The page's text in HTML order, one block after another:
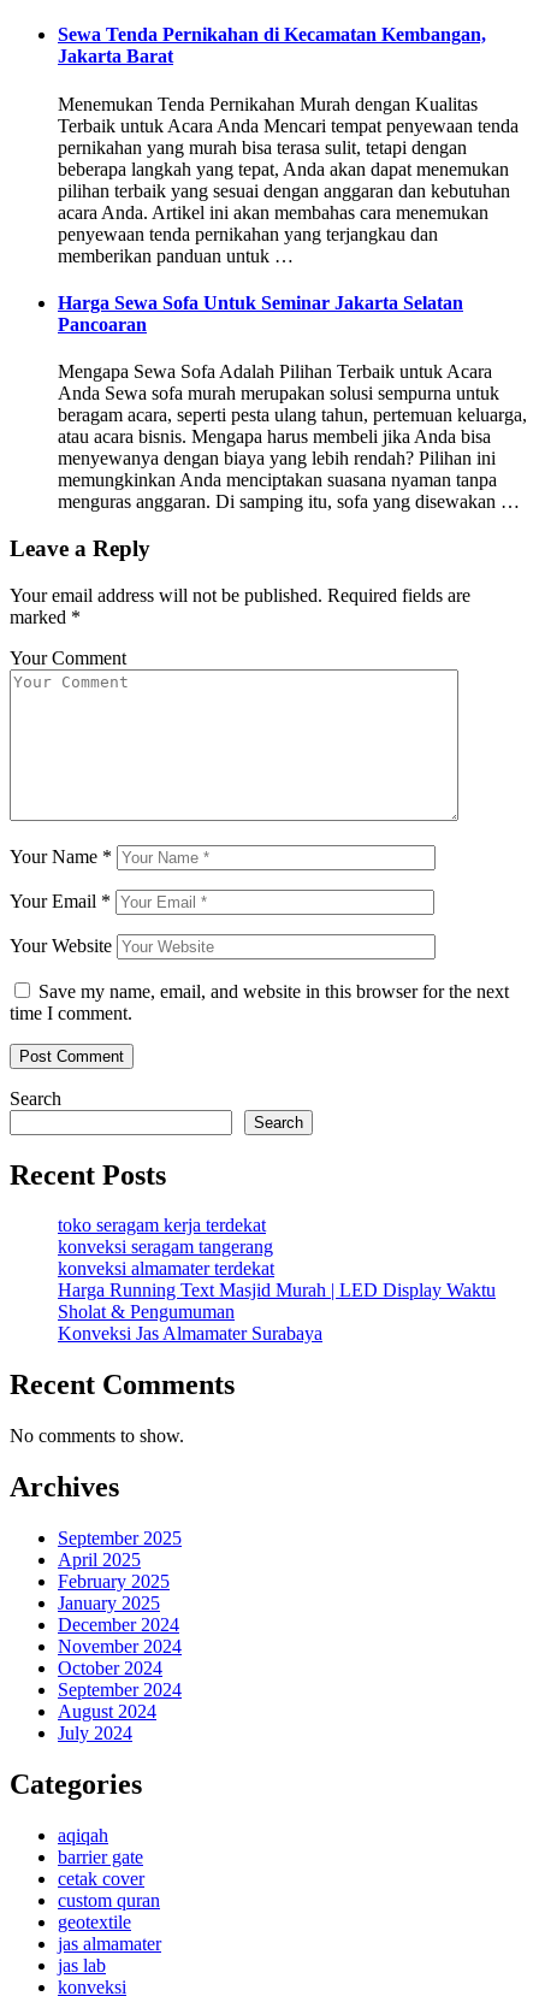
Sewa Tenda Pernikahan di Kecamatan Kembangan,
Jakarta Barat
Menemukan Tenda Pernikahan Murah dengan Kualitas
Terbaik untuk Acara Anda Mencari tempat penyewaan tenda
pernikahan yang murah bisa terasa sulit, tetapi dengan
beberapa langkah yang tepat, Anda akan dapat menemukan
pilihan terbaik yang sesuai dengan anggaran dan kebutuhan
acara Anda. Artikel ini akan membahas cara menemukan
penyewaan tenda pernikahan yang terjangkau dan
memberikan panduan untuk …
Harga Sewa Sofa Untuk Seminar Jakarta Selatan
Pancoaran
Mengapa Sewa Sofa Adalah Pilihan Terbaik untuk Acara
Anda Sewa sofa murah merupakan solusi sempurna untuk
beragam acara, seperti pesta ulang tahun, pertemuan keluarga,
atau acara bisnis. Mengapa harus membeli jika Anda bisa
menyewanya dengan biaya yang lebih rendah? Pilihan ini
memungkinkan Anda menciptakan suasana nyaman tanpa
menguras anggaran. Di samping itu, sofa yang disewakan …
Leave a Reply
Your email address will not be published. Required fields are
marked *
Your Comment
Your Name *
Your Email *
Your Website
Save my name, email, and website in this browser for the next
time I comment.
Search
Search
Recent Posts
toko seragam kerja terdekat
konveksi seragam tangerang
konveksi almamater terdekat
Harga Running Text Masjid Murah | LED Display Waktu
Sholat & Pengumuman
Konveksi Jas Almamater Surabaya
Recent Comments
No comments to show.
Archives
September 2025
April 2025
February 2025
January 2025
December 2024
November 2024
October 2024
September 2024
August 2024
July 2024
Categories
aqiqah
barrier gate
cetak cover
custom quran
geotextile
jas almamater
jas lab
konveksi